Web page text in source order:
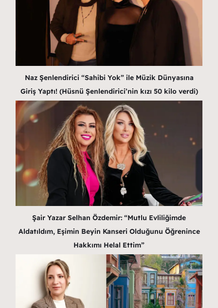
Naz Şenlendirici “Sahibi Yok” ile Müzik Dünyasına
Giriş Yaptı! (Hüsnü Şenlendirici’nin kızı 50 kilo verdi)
Şair Yazar Selhan Özdemir: “Mutlu Evliliğimde
Aldatıldım, Eşimin Beyin Kanseri Olduğunu Öğrenince
Hakkımı Helal Ettim”